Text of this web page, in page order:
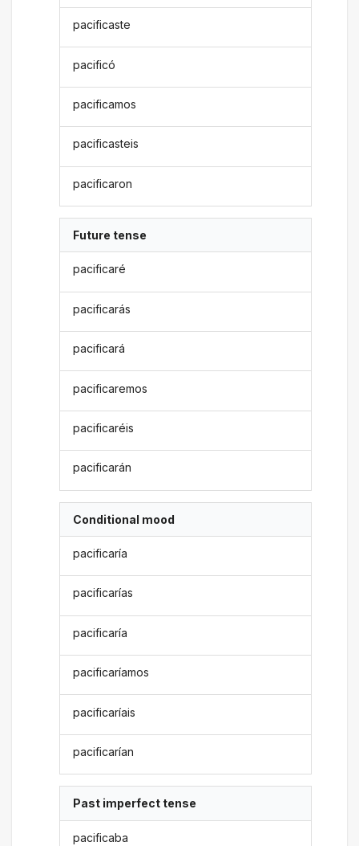
pacificaste
pacificó
pacificamos
pacificasteis
pacificaron
Future tense
pacificaré
pacificarás
pacificará
pacificaremos
pacificaréis
pacificarán
Conditional mood
pacificaría
pacificarías
pacificaría
pacificaríamos
pacificaríais
pacificarían
Past imperfect tense
pacificaba